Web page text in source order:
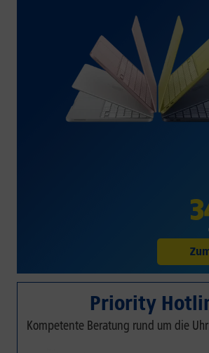
Priority
Kompetente Beratung rund um die